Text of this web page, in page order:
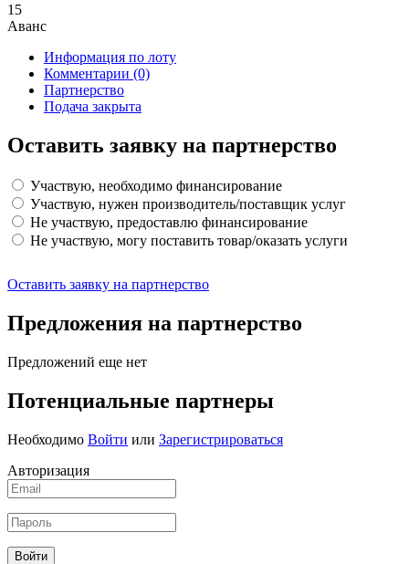
15
Аванс
Информация по лоту
Комментарии (0)
Партнерство
Подача закрыта
Оставить заявку на партнерство
Участвую, необходимо финансирование
Участвую, нужен производитель/поставщик услуг
Не участвую, предоставлю финансирование
Не участвую, могу поставить товар/оказать услуги
Оставить заявку на партнерство
Предложения на партнерство
Предложений еще нет
Потенциальные партнеры
Необходимо Войти или Зарегистрироваться
Авторизация
Войти